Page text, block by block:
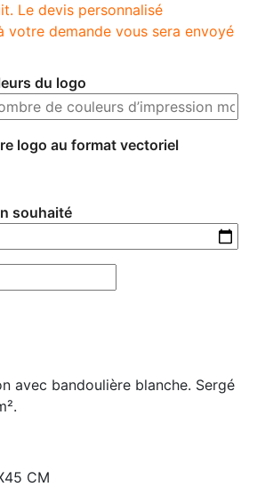
Le devis personnalisé
votre demande vous sera envoyé
du logo
logo au format vectoriel
souhaité
avec bandoulière blanche. Sergé
CM